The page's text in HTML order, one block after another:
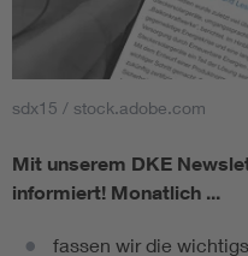
sdx15 / stock.adobe.com
Mit unserem DKE
informiert! Monatlich ...
fassen wir die